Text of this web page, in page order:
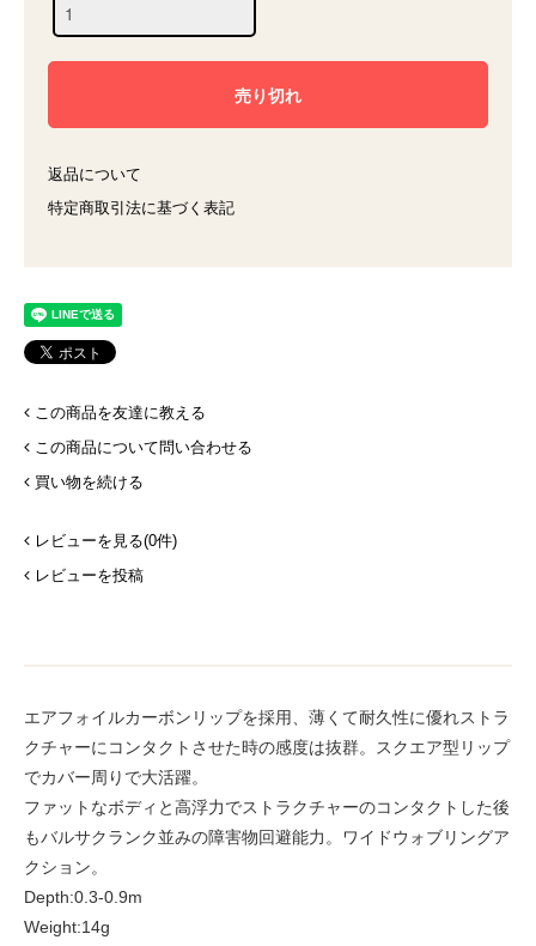
返品について
特定商取引法に基づく表記
この商品を友達に教える
この商品について問い合わせる
買い物を続ける
レビューを見る(0件)
レビューを投稿
エアフォイルカーボンリップを採用、薄くて耐久性に優れストラ
クチャーにコンタクトさせた時の感度は抜群。スクエア型リップ
でカバー周りで大活躍。
ファットなボディと高浮力でストラクチャーのコンタクトした後
もバルサクランク並みの障害物回避能力。ワイドウォブリングア
クション。
Depth:0.3-0.9m
Weight:14g